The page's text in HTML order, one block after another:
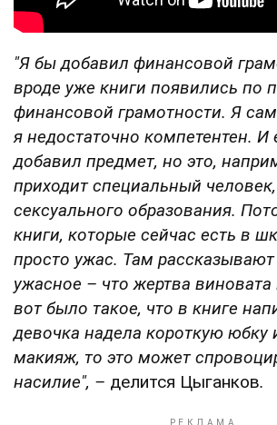
"Я бы добавил финансовой
вроде уже книги появились по
финансовой грамотности. Я
я недостаточно компетентен.
добавил предмет, но это,
приходит специальный
сексуального образования.
книги, которые сейчас есть в
просто ужас. Там
ужасное – что жертва
вот было такое, что в книге
девочка надела короткую юбку
макияж, то это может
насилие", – делится Цыганков.